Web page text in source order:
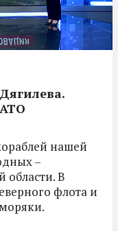
нашей
–
области. В
флота и